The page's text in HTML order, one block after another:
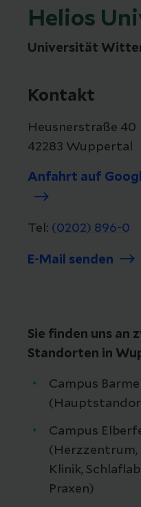
Helios
Universität
Kontakt
Heusnerstraße 40
42283 Wuppertal
Anfahrt auf
Tel: (0202) 896-0
E-Mail senden
Sie finden uns an
Standorten in
Campus
Campus
(Herzzentrum,
Klinik,
Praxen)